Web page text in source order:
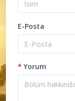
E-Posta
* Yorum